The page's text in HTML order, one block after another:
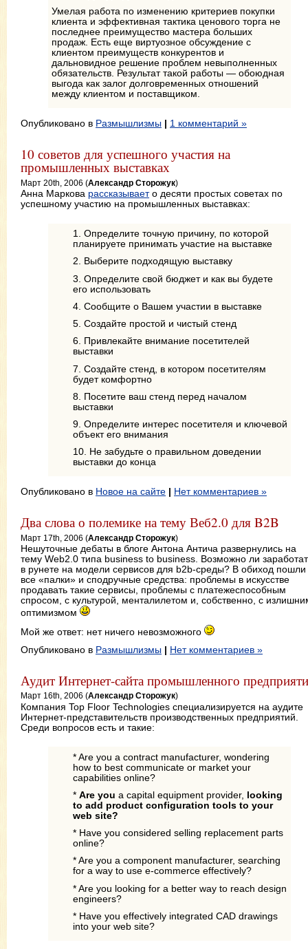
Умелая работа по изменению критериев покупки
клиента и эффективная тактика ценового торга не
последнее преимущество мастера больших
продаж. Есть еще виртуозное обсуждение с
клиентом преимуществ конкурентов и
дальновидное решение проблем невыполненных
обязательств. Результат такой работы — обоюдная
выгода как залог долговременных отношений
между клиентом и поставщиком.
Опубликовано в Размышлизмы | 1 комментарий »
10 советов для успешного участия на
промышленных выставках
Март 20th, 2006 (Александр Сторожук)
Анна Маркова рассказываето десяти простых советах по
успешному участию на промышленных выставках:
1. Определите точную причину, по которой
планируете принимать участие на выставке
2. Выберите подходящую выставку
3. Определите свой бюджет и как вы будете
его использовать
4. Сообщите о Вашем участии в выставке
5. Создайте простой и чистый стенд
6. Привлекайте внимание посетителей
выставки
7. Создайте стенд, в котором посетителям
будет комфортно
8. Посетите ваш стенд перед началом
выставки
9. Определите интерес посетителя и ключевой
объект его внимания
10. Не забудьте о правильном доведении
выставки до конца
Опубликовано в Новое на сайте | Нет комментариев »
Два слова о полемике на тему Веб2.0 для B2B
Март 17th, 2006 (Александр Сторожук)
Нешуточные дебаты в блоге Антона Антича развернулись на
тему Web2.0 типа business to business. Возможно ли
в рунете на модели сервисов для b2b-среды? В обиход пошли
все «палки» и сподручные средства: проблемы в искусстве
продавать такие сервисы, проблемы с платежеспособным
спросом, с культурой, менталилетом и, собственно, с
оптимизмом
Мой же ответ: нет ничего невозможного
Опубликовано в Размышлизмы | Нет комментариев »
Аудит Интернет-сайта промышленного
Март 16th, 2006 (Александр Сторожук)
Компания Top Floor Technologies специализируется на аудите
Интернет-представительств производственных предприятий.
Среди вопросов есть и такие:
* Are you a contract manufacturer, wondering
how to best communicate or market your
capabilities online?
* Are you a capital equipment provider, looking
to add product configuration tools to your
web site?
* Have you considered selling replacement parts
online?
* Are you a component manufacturer, searching
for a way to use e-commerce effectively?
* Are you looking for a better way to reach design
engineers?
* Have you effectively integrated CAD drawings
into your web site?